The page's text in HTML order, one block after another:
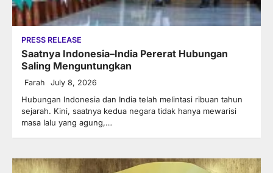
PRESS RELEASE
Saatnya Indonesia–India Pererat Hubungan
Saling Menguntungkan
Farah July 8, 2026
Hubungan Indonesia dan India telah melintasi ribuan tahun
sejarah. Kini, saatnya kedua negara tidak hanya mewarisi
masa lalu yang agung,…